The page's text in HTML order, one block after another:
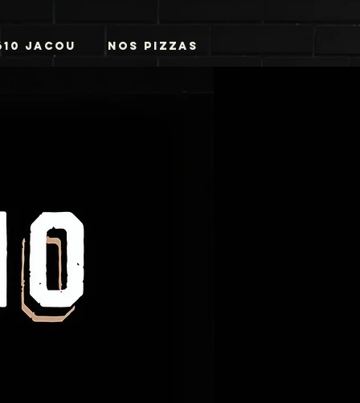
JACOU Nos Pizzas